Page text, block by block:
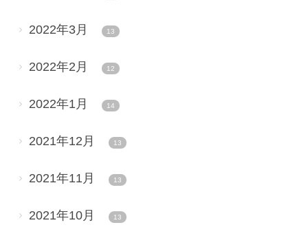
2022年3月 13
2022年2月 12
2022年1月 14
2021年12月 13
2021年11月 13
2021年10月 13